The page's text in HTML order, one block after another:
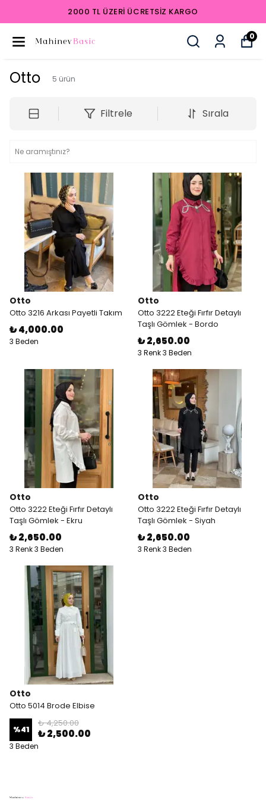
2000 TL ÜZERI ÜCRETSIZ KARGO
0
Otto 5 ürün
Filtrele Sırala
Otto
Otto 3216 Arkası Payetli Takım
₺ 4,000.00
3 Beden
Otto
Otto 3222 Eteği Fırfır Detaylı
Taşlı Gömlek - Bordo
₺ 2,650.00
3 Renk 3 Beden
Otto
Otto 3222 Eteği Fırfır Detaylı
Taşlı Gömlek - Ekru
₺ 2,650.00
3 Renk 3 Beden
Otto
Otto 3222 Eteği Fırfır Detaylı
Taşlı Gömlek - Siyah
₺ 2,650.00
3 Renk 3 Beden
Otto
Otto 5014 Brode Elbise
%41
₺ 4,250.00
₺ 2,500.00
3 Beden